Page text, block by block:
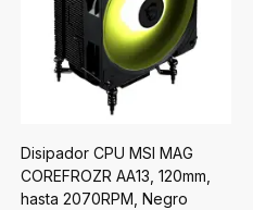
Disipador CPU MSI MAG
COREFROZR AA13, 120mm,
hasta 2070RPM, Negro